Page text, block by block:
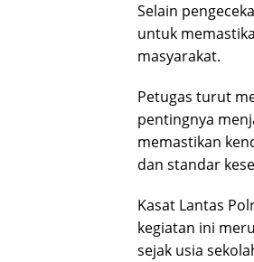
Selain
untuk
masyarakat.
Petugas turut
pentingnya
memastikan
dan standar
Kasat Lantas
kegiatan ini
sejak usia